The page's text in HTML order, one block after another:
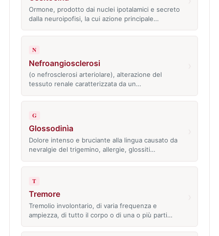
Ormone, prodotto dai nuclei ipotalamici e secreto
dalla neuroipofisi, la cui azione principale…
N
Nefroangiosclerosi
(o nefrosclerosi arteriolare), alterazione del
tessuto renale caratterizzata da un…
G
Glossodinìa
Dolore intenso e bruciante alla lingua causato da
nevralgie del trigemino, allergie, glossiti…
T
Tremore
Tremolio involontario, di varia frequenza e
ampiezza, di tutto il corpo o di una o più parti…